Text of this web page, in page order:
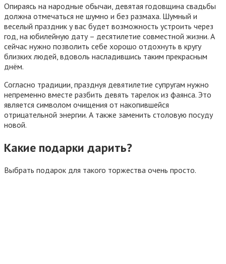
Опираясь на народные обычаи, девятая годовщина свадьбы
должна отмечаться не шумно и без размаха. Шумный и
веселый праздник у вас будет возможность устроить через
год, на юбилейную дату – десятилетие совместной жизни. А
сейчас нужно позволить себе хорошо отдохнуть в кругу
близких людей, вдоволь насладившись таким прекрасным
днём.
Согласно традиции, празднуя девятилетие супругам нужно
непременно вместе разбить девять тарелок из фаянса. Это
является символом очищения от накопившейся
отрицательной энергии. А также заменить столовую посуду
новой.
Какие подарки дарить?
Выбрать подарок для такого торжества очень просто.